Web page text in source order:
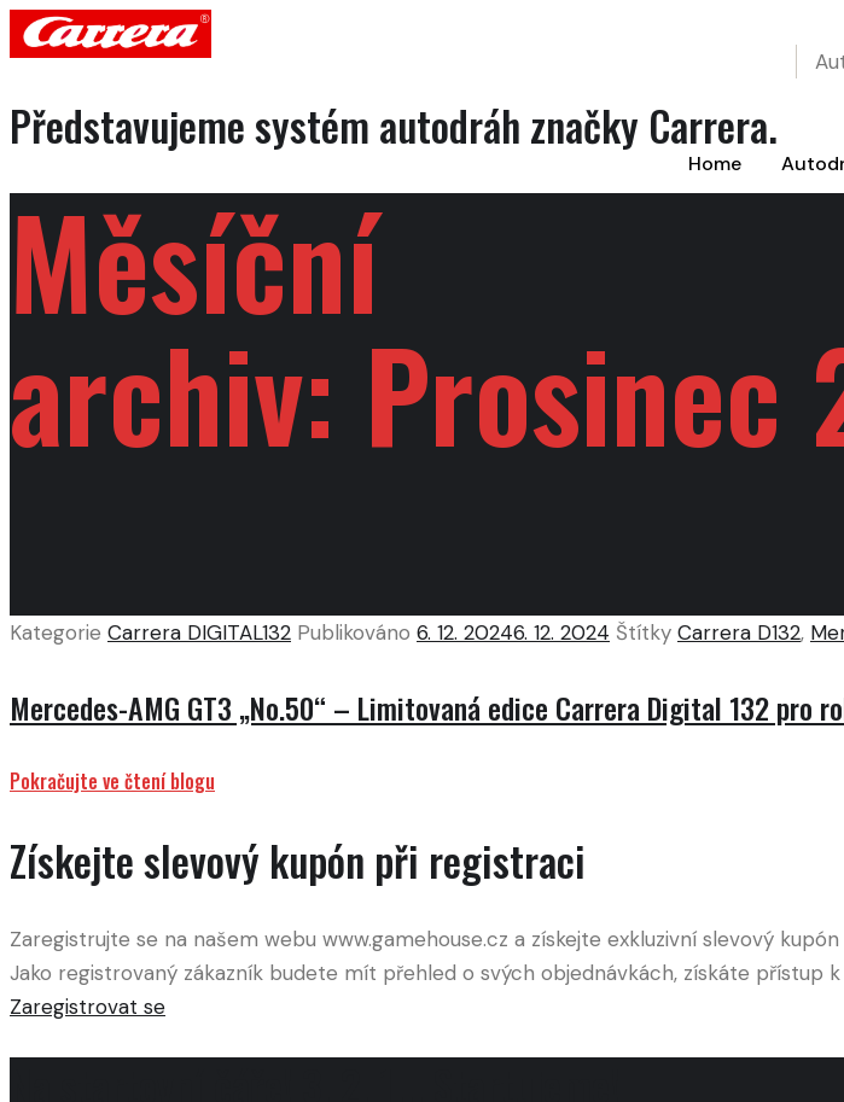
Představujeme systém autodráh značky Carrera.
Home
Měsíční
archiv: Prosinec
Kategorie Carrera DIGITAL132 Publikováno 6. 12. 20246. 12. 2024 Štítky Carrera D132,
Mercedes-AMG GT3 „No.50“ – Limitovaná edice Carrera Digital 132 pro
Pokračujte ve čtení blogu
Získejte slevový kupón při registraci
Zaregistrujte se na našem webu www.gamehouse.cz a získejte exkluzivní slevový
Jako registrovaný zákazník budete mít přehled o svých objednávkách, získáte přístup
Zaregistrovat se